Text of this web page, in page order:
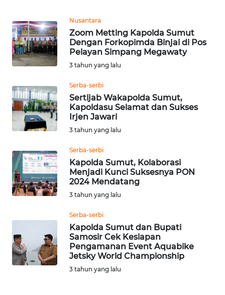
Nusantara
Zoom Metting Kapolda Sumut
Dengan Forkopimda Binjai di Pos
Pelayan Simpang Megawaty
3 tahun yang lalu
Serba-serbi
Sertijab Wakapolda Sumut,
Kapoldasu Selamat dan Sukses
Irjen Jawari
3 tahun yang lalu
Serba-serbi
Kapolda Sumut, Kolaborasi
Menjadi Kunci Suksesnya PON
2024 Mendatang
3 tahun yang lalu
Serba-serbi
Kapolda Sumut dan Bupati
Samosir Cek Kesiapan
Pengamanan Event Aquabike
Jetsky World Championship
3 tahun yang lalu
WN
SIMALUNGUN
WN
TAPANULI
TENGAH
WN DELI
SERDANG
WN
PAKPAK